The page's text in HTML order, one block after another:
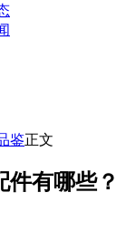
鉴正文
件有哪些？